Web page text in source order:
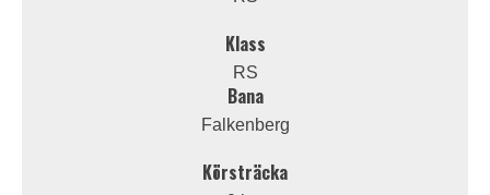
Klass
RS
Bana
Falkenberg
Körsträcka